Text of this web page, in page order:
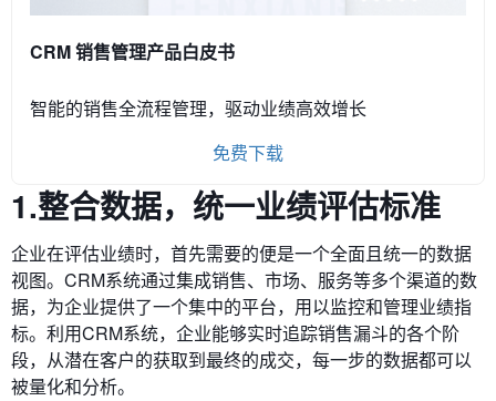
CRM 销售管理产品白皮书
智能的销售全流程管理，驱动业绩高效增长
免费下载
1.整合数据，统一业绩评估标准
企业在评估业绩时，首先需要的便是一个全面且统一的数据
视图。CRM系统通过集成销售、市场、服务等多个渠道的数
据，为企业提供了一个集中的平台，用以监控和管理业绩指
标。利用CRM系统，企业能够实时追踪销售漏斗的各个阶
段，从潜在客户的获取到最终的成交，每一步的数据都可以
被量化和分析。